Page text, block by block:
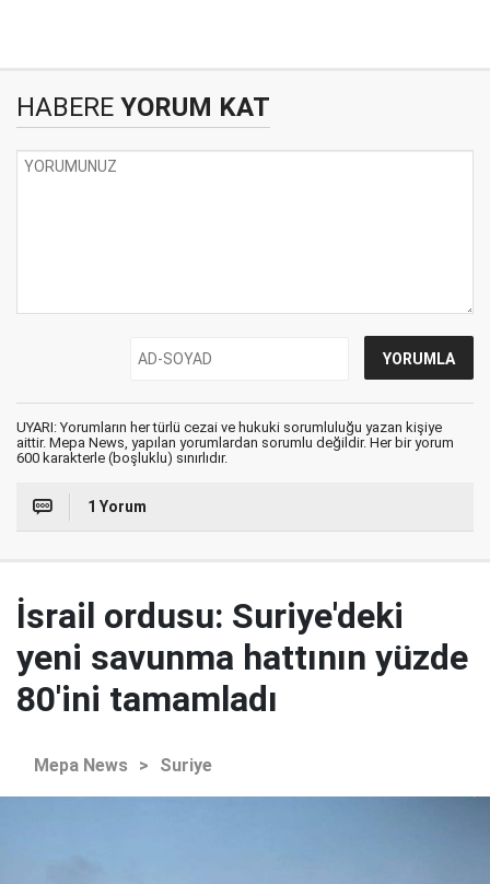
HABERE YORUM KAT
UYARI: Yorumların her türlü cezai ve hukuki sorumluluğu yazan kişiye
aittir. Mepa News, yapılan yorumlardan sorumlu değildir. Her bir yorum
600 karakterle (boşluklu) sınırlıdır.
1 Yorum
İsrail ordusu: Suriye'deki
yeni savunma hattının yüzde
80'ini tamamladı
Mepa News > Suriye